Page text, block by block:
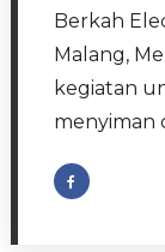
Berkah
Malang,
kegiatan
menyiman